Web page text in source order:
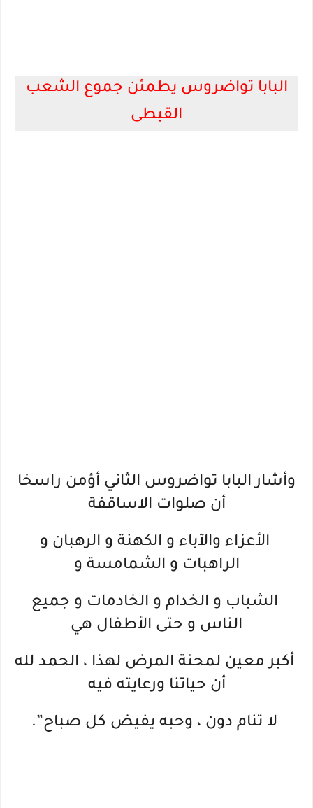
البابا تواضروس يطمئن جموع الشعب
القبطى
وأشار البابا تواضروس الثاني أؤمن راسخا
أن صلوات الاساقفة
الأعزاء والآباء و الكهنة و الرهبان و
الراهبات و الشمامسة و
الشباب و الخدام و الخادمات و جميع
الناس و حتى الأطفال هي
أكبر معين لمحنة المرض لهذا ، الحمد لله
أن حياتنا ورعايته فيه
لا تنام دون ، وحبه يفيض كل صباح”.